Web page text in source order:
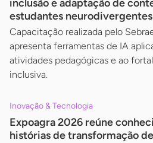
inclusão e adaptação de
estudantes neurodivergentes
Capacitação realizada pelo
apresenta ferramentas de IA
atividades pedagógicas e ao
inclusiva.
Inovação & Tecnologia
Expoagra 2026 reúne
histórias de transformação